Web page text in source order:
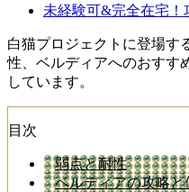
未経験可&完全在宅！
白猫プロジェクトに登場す
性、ベルディアへのおすす
しています。
目次
弱点と耐性
ベルディアの攻略と